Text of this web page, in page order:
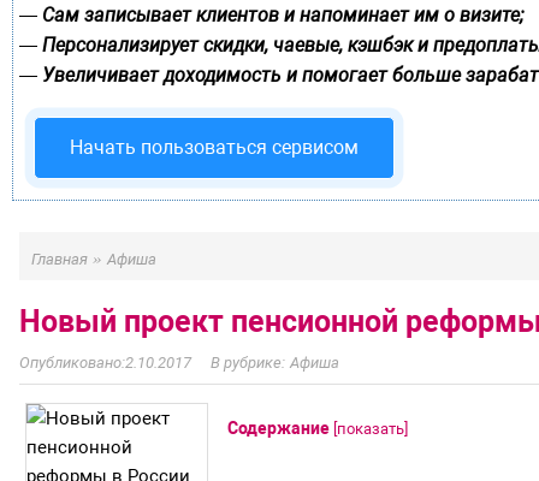
— Сам записывает клиентов и напоминает им о визите;
— Персонализирует скидки, чаевые, кэшбэк и
— Увеличивает доходимость и помогает больше
Начать пользоваться сервисом
Главная » Афиша
Новый проект пенсионной
2.10.2017 Афиша
Содержание [показать]